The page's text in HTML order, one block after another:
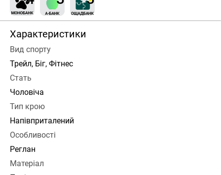
Характеристики
Вид спорту
Трейл, Біг, Фітнес
Стать
Чоловіча
Тип крою
Напівприталений
Особливості
Реглан
Матеріал